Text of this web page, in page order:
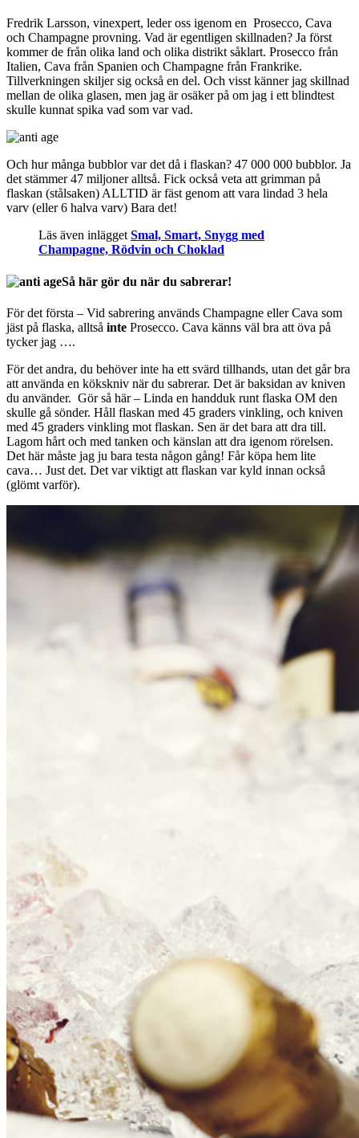
Fredrik Larsson, vinexpert, leder oss igenom en Prosecco, Cava
och Champagne provning. Vad är egentligen skillnaden? Ja först
kommer de från olika land och olika distrikt såklart. Prosecco från
Italien, Cava från Spanien och Champagne från Frankrike.
Tillverkningen skiljer sig också en del. Och visst känner jag skillnad
mellan de olika glasen, men jag är osäker på om jag i ett blindtest
skulle kunnat spika vad som var vad.
Och hur många bubblor var det då i flaskan? 47 000 000 bubblor. Ja
det stämmer 47 miljoner alltså. Fick också veta att grimman på
flaskan (stålsaken) ALLTID är fäst genom att vara lindad 3 hela
varv (eller 6 halva varv) Bara det!
Läs även inläggetSmal, Smart, Snygg med
Champagne, Rödvin och Choklad
Så här gör du när du sabrerar!
För det första – Vid sabrering används Champagne eller Cava som
jäst på flaska, alltså inte Prosecco. Cava känns väl bra att öva på
tycker jag ….
För det andra, du behöver inte ha ett svärd tillhands, utan det går bra
att använda en kökskniv när du sabrerar. Det är baksidan av kniven
du använder. Gör så här – Linda en handduk runt flaska OM den
skulle gå sönder. Håll flaskan med 45 graders vinkling, och kniven
med 45 graders vinkling mot flaskan. Sen är det bara att dra till.
Lagom hårt och med tanken och känslan att dra igenom rörelsen.
Det här måste jag ju bara testa någon gång! Får köpa hem lite
cava… Just det. Det var viktigt att flaskan var kyld innan också
(glömt varför).